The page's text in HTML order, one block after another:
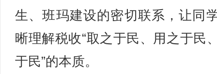
生、班玛建设的密切联系，让同
晰理解税收“取之于民、用之于民
于民”的本质。